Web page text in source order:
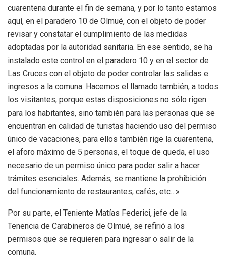
cuarentena durante el fin de semana, y por lo tanto estamos
aquí, en el paradero 10 de Olmué, con el objeto de poder
revisar y constatar el cumplimiento de las medidas
adoptadas por la autoridad sanitaria. En ese sentido, se ha
instalado este control en el paradero 10 y en el sector de
Las Cruces con el objeto de poder controlar las salidas e
ingresos a la comuna. Hacemos el llamado también, a todos
los visitantes, porque estas disposiciones no sólo rigen
para los habitantes, sino también para las personas que se
encuentran en calidad de turistas haciendo uso del permiso
único de vacaciones, para ellos también rige la cuarentena,
el aforo máximo de 5 personas, el toque de queda, el uso
necesario de un permiso único para poder salir a hacer
trámites esenciales. Además, se mantiene la prohibición
del funcionamiento de restaurantes, cafés, etc…»
Por su parte, el Teniente Matías Federici, jefe de la
Tenencia de Carabineros de Olmué, se refirió a los
permisos que se requieren para ingresar o salir de la
comuna.